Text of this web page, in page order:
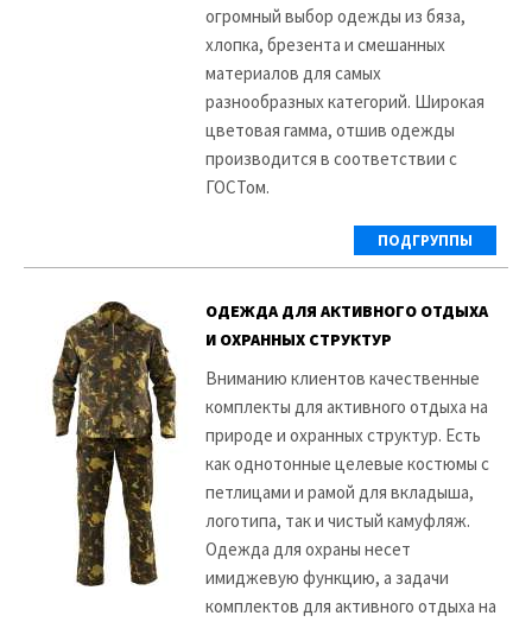
огромный выбор одежды из бяза,
хлопка, брезента и смешанных
материалов для самых
разнообразных категорий. Широкая
цветовая гамма, отшив одежды
производится в соответствии с
ГОСТом.
ПОДГРУППЫ
ОДЕЖДА ДЛЯ АКТИВНОГО ОТДЫХА
И ОХРАННЫХ СТРУКТУР
Вниманию клиентов качественные
комплекты для активного отдыха на
природе и охранных структур. Есть
как однотонные целевые костюмы с
петлицами и рамой для вкладыша,
логотипа, так и чистый камуфляж.
Одежда для охраны несет
имиджевую функцию, а задачи
комплектов для активного отдыха на